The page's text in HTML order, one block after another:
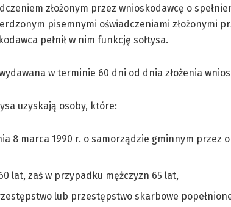
złożonym przez wnioskodawcę o
pisemnymi oświadczeniami złożonymi
pełnił w nim funkcję sołtysa.
w terminie 60 dni od dnia złożenia
uzyskają osoby, które:
8 marca 1990 r. o samorządzie gminnym przez
lat, zaś w przypadku mężczyzn 65 lat,
lub przestępstwo skarbowe